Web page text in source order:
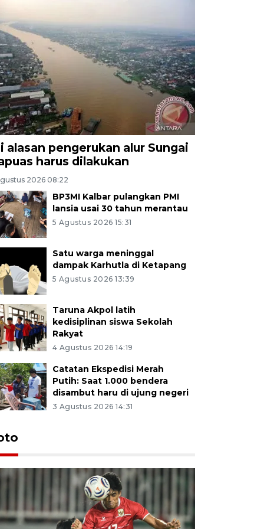
alasan pengerukan alur Sungai
harus dilakukan
2026 08:22
BP3MI Kalbar pulangkan PMI
lansia usai 30 tahun merantau
5 Agustus 2026 15:31
Satu warga meninggal
dampak Karhutla di Ketapang
5 Agustus 2026 13:39
Taruna Akpol latih
kedisiplinan siswa Sekolah
Rakyat
4 Agustus 2026 14:19
Catatan Ekspedisi Merah
Putih: Saat 1.000 bendera
disambut haru di ujung negeri
3 Agustus 2026 14:31